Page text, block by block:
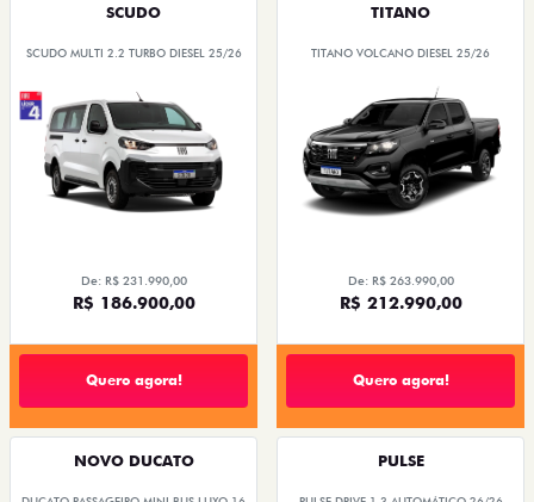
SCUDO
SCUDO MULTI 2.2 TURBO DIESEL 25/26
De: R$ 231.990,00
R$ 186.900,00
Quero agora!
TITANO
TITANO VOLCANO DIESEL 25/26
De: R$ 263.990,00
R$ 212.990,00
Quero agora!
NOVO DUCATO PULSE